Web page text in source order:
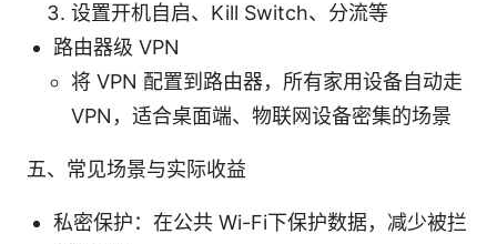
设置开机自启、Kill Switch、分流等
路由器级 VPN
将 VPN 配置到路由器，所有家用设备自动走
VPN，适合桌面端、物联网设备密集的场景
五、常见场景与实际收益
私密保护：在公共 Wi-Fi下保护数据，减少被拦